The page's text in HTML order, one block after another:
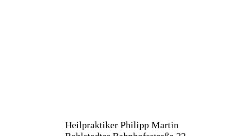
Heilpraktiker Philipp Martin